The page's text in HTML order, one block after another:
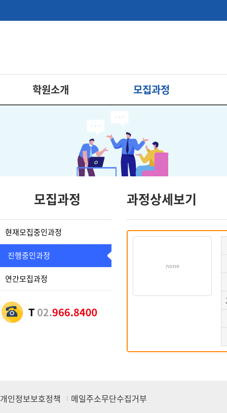
학원소개 모집과정
모집과정
현재모집중인과정
진행중인과정
연간모집과정
과정상세보기
none
개인정보보호정책 메일주소무단수집거부